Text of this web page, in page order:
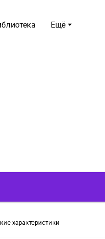
Ещё
характеристики